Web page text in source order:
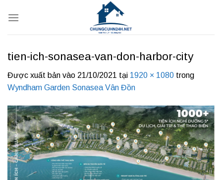
qua
tien-ich-sonasea-van-don-harbor-city
Được xuất bản vào 21/10/2021 tại 1920 × 1080 trong
Wyndham Garden Sonasea Vân Đồn